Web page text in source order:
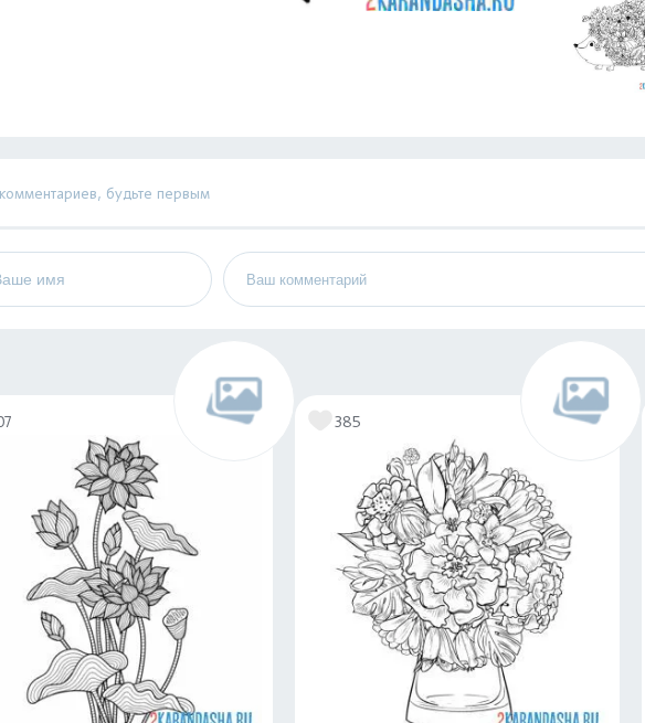
будьте первым
385